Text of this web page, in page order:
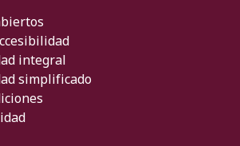
integral
simplificado